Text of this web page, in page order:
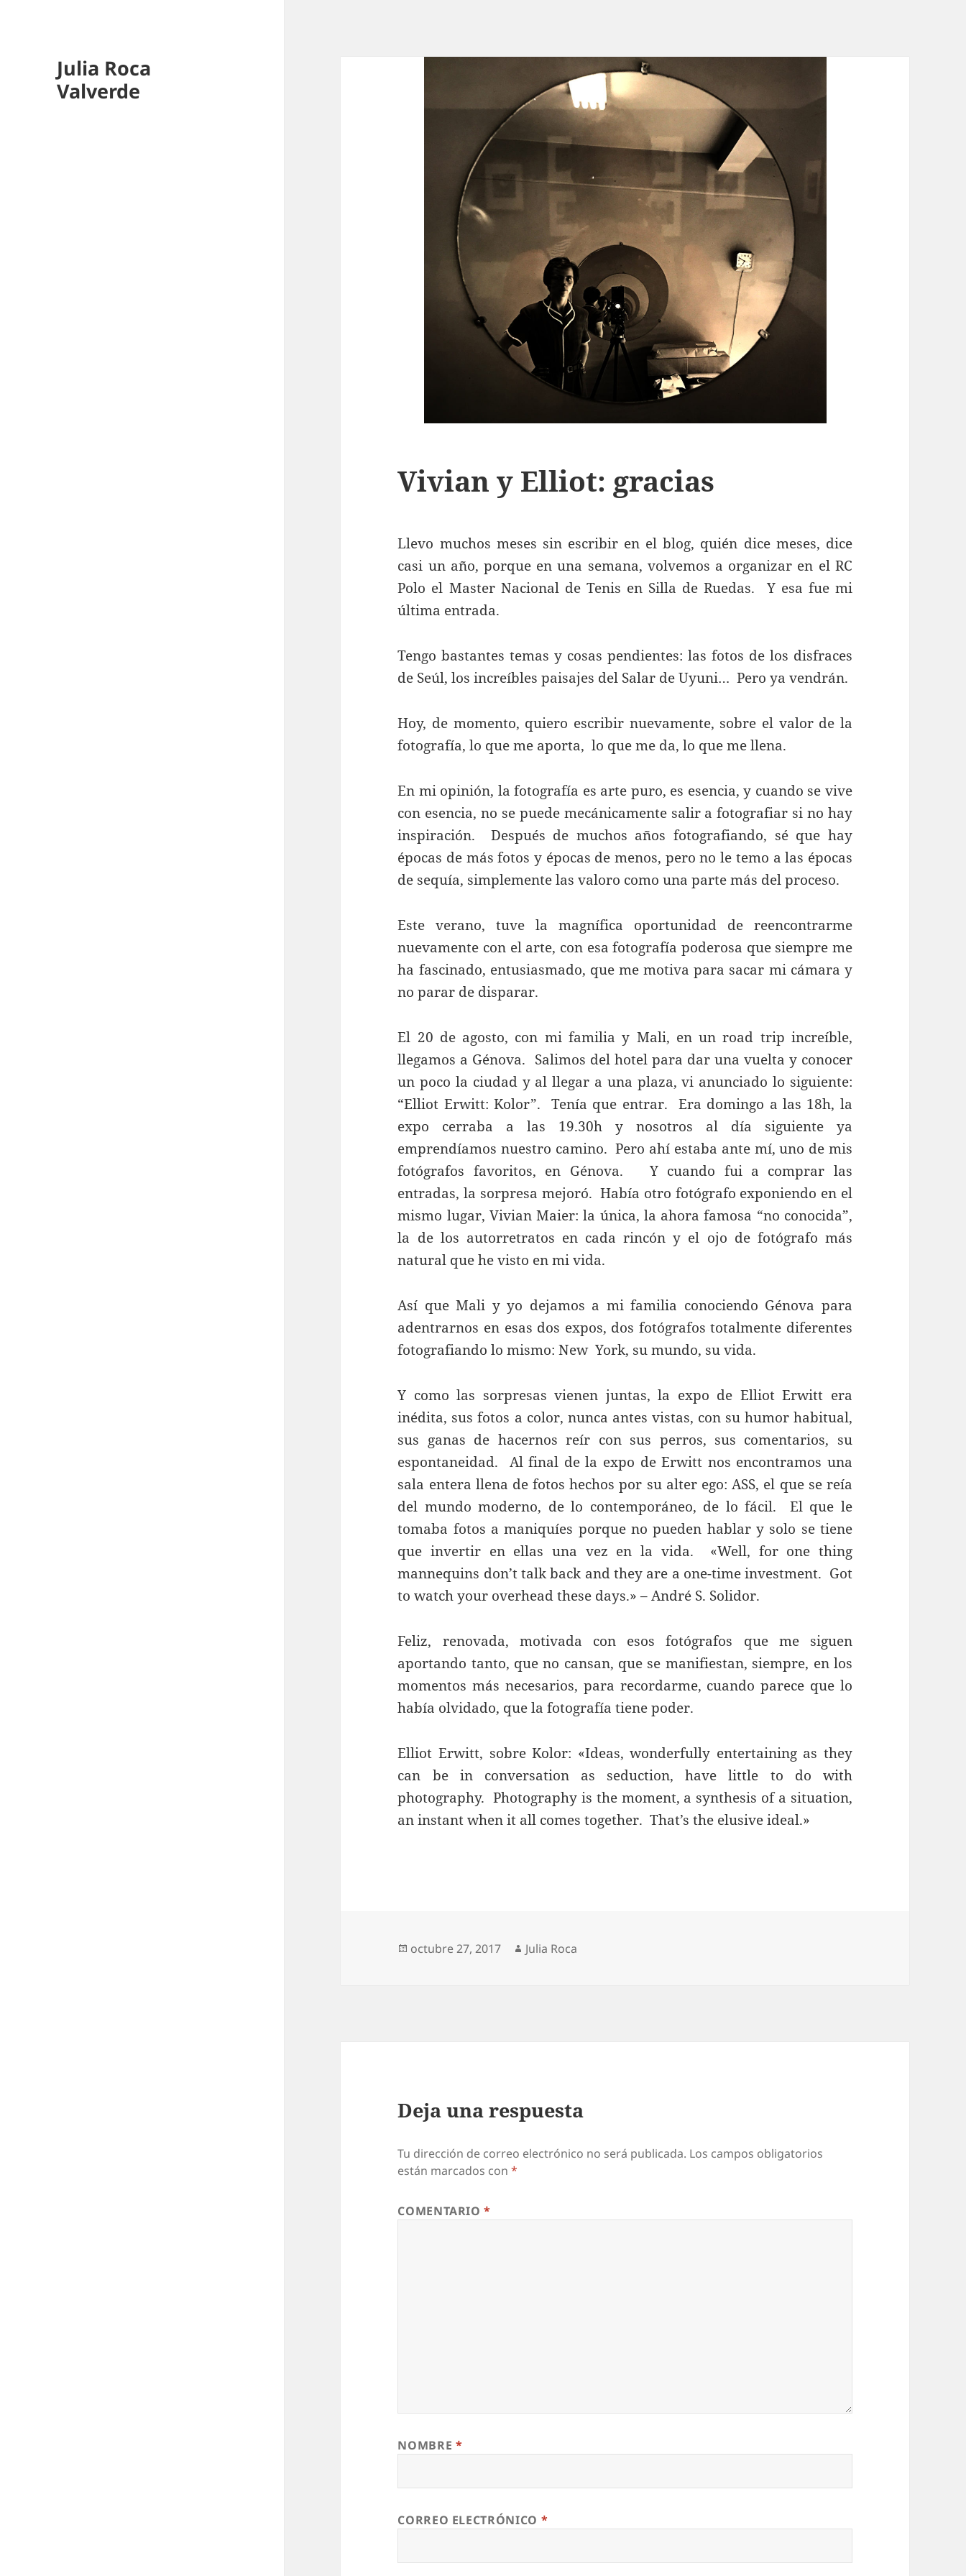
Julia Roca
Valverde
Vivian y Elliot: gracias
Llevo muchos meses sin escribir en el blog, quién dice meses, dice
casi un año, porque en una semana, volvemos a organizar en el RC
Polo el Master Nacional de Tenis en Silla de Ruedas. Y esa fue mi
última entrada.
Tengo bastantes temas y cosas pendientes: las fotos de los disfraces
de Seúl, los increíbles paisajes del Salar de Uyuni… Pero ya vendrán.
Hoy, de momento, quiero escribir nuevamente, sobre el valor de la
fotografía, lo que me aporta, lo que me da, lo que me llena.
En mi opinión, la fotografía es arte puro, es esencia, y cuando se vive
con esencia, no se puede mecánicamente salir a fotografiar si no hay
inspiración. Después de muchos años fotografiando, sé que hay
épocas de más fotos y épocas de menos, pero no le temo a las épocas
de sequía, simplemente las valoro como una parte más del proceso.
Este verano, tuve la magnífica oportunidad de reencontrarme
nuevamente con el arte, con esa fotografía poderosa que siempre me
ha fascinado, entusiasmado, que me motiva para sacar mi cámara y
no parar de disparar.
El 20 de agosto, con mi familia y Mali, en un road trip increíble,
llegamos a Génova. Salimos del hotel para dar una vuelta y conocer
un poco la ciudad y al llegar a una plaza, vi anunciado lo siguiente:
“Elliot Erwitt: Kolor”. Tenía que entrar. Era domingo a las 18h, la
expo cerraba a las 19.30h y nosotros al día siguiente ya
emprendíamos nuestro camino. Pero ahí estaba ante mí, uno de mis
fotógrafos favoritos, en Génova. Y cuando fui a comprar las
entradas, la sorpresa mejoró. Había otro fotógrafo exponiendo en el
mismo lugar, Vivian Maier: la única, la ahora famosa “no conocida”,
la de los autorretratos en cada rincón y el ojo de fotógrafo más
natural que he visto en mi vida.
Así que Mali y yo dejamos a mi familia conociendo Génova para
adentrarnos en esas dos expos, dos fotógrafos totalmente diferentes
fotografiando lo mismo: New York, su mundo, su vida.
Y como las sorpresas vienen juntas, la expo de Elliot Erwitt era
inédita, sus fotos a color, nunca antes vistas, con su humor habitual,
sus ganas de hacernos reír con sus perros, sus comentarios, su
espontaneidad. Al final de la expo de Erwitt nos encontramos una
sala entera llena de fotos hechos por su alter ego: ASS, el que se reía
del mundo moderno, de lo contemporáneo, de lo fácil. El que le
tomaba fotos a maniquíes porque no pueden hablar y solo se tiene
que invertir en ellas una vez en la vida. «Well, for one thing
mannequins don’t talk back and they are a one-time investment. Got
to watch your overhead these days.» – André S. Solidor.
Feliz, renovada, motivada con esos fotógrafos que me siguen
aportando tanto, que no cansan, que se manifiestan, siempre, en los
momentos más necesarios, para recordarme, cuando parece que lo
había olvidado, que la fotografía tiene poder.
Elliot Erwitt, sobre Kolor: «Ideas, wonderfully entertaining as they
can be in conversation as seduction, have little to do with
photography. Photography is the moment, a synthesis of a situation,
an instant when it all comes together. That’s the elusive ideal.»
Publicado
octubre 27, 2017 Autor
Julia Roca
Deja una respuesta
Tu dirección de correo electrónico no será publicada. Los campos obligatorios
están marcados con*
COMENTARIO*
NOMBRE *
CORREO ELECTRÓNICO *